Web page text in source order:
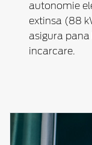
autonomie
extinsa (88
asigura pana
incarcare.